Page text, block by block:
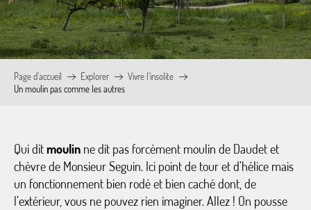
Page d’accueil Explorer
Vivre l’insolite
Un moulin pas comme les autres
Qui dit moulin ne dit pas forcément moulin de Daudet et
chèvre de Monsieur Seguin. Ici point de tour et d’hélice mais
un fonctionnement bien rodé et bien caché dont, de
l’extérieur, vous ne pouvez rien imaginer. Allez ! On pousse